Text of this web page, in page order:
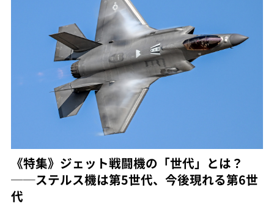
《特集》ジェット戦闘機の「世代」とは？
──ステルス機は第5世代、今後現れる第6世
代